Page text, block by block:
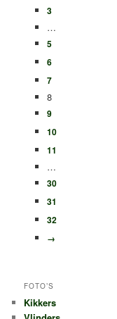
3
…
5
6
7
8
9
10
11
…
30
31
32
→
FOTO’S
Kikkers